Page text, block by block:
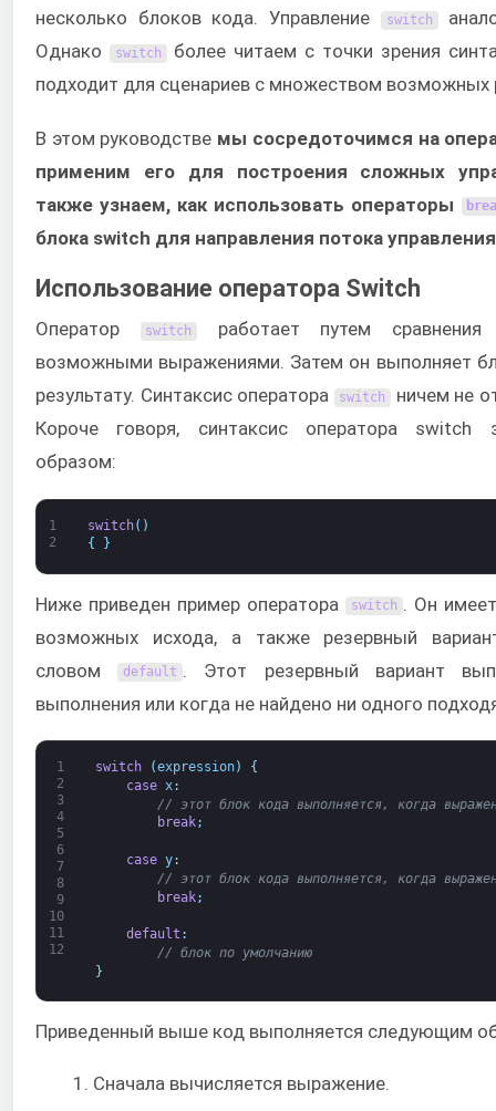
несколько блоков кода. Управление
switch
Однако
switch более читаем с точки зрения
подходит для сценариев с множеством возможных
В этом руководстве мы сосредоточимся на
применим его для построения сложных
также узнаем, как использовать операторы
блока switch для направления потока управления
Использование оператора Switch
Оператор switch
работает путем
возможными выражениями. Затем он выполняет
результату. Синтаксис оператора
switch
ничем не
Короче говоря, синтаксис оператора switch
образом:
1
2
switch( )
{
}
Ниже приведен пример оператора switch . Он
возможных исхода, а также резервный
словом default . Этот резервный вариант
выполнения или когда не найдено ни одного
1
2
3
4
5
6
7
8
9
10
11
12
switch (expression)
{
case
x:
// этот блок кода выполняется, когда
break;
case y:
// этот блок кода выполняется, когда
break;
default :
// блок по умолчанию
}
Приведенный выше код выполняется следующим
Сначала вычисляется выражение.